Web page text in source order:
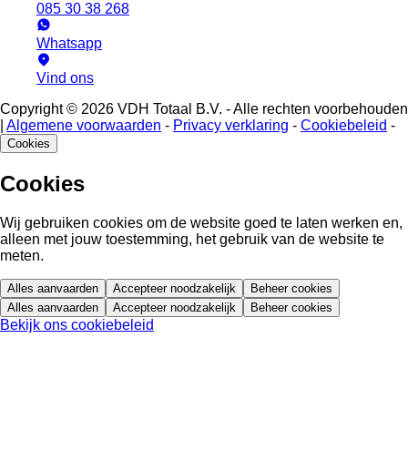
085 30 38 268
Whatsapp
Vind ons
Copyright © 2026 VDH Totaal B.V. - Alle rechten voorbehouden
Algemene voorwaarden - Privacy verklaring - Cookiebeleid -
Cookies
Cookies
Wij gebruiken cookies om de website goed te laten werken en,
alleen met jouw toestemming, het gebruik van de website te
meten.
Alles aanvaarden Accepteer noodzakelijk
Beheer cookies
Alles aanvaarden
Accepteer noodzakelijk Beheer cookies
Bekijk ons cookiebeleid